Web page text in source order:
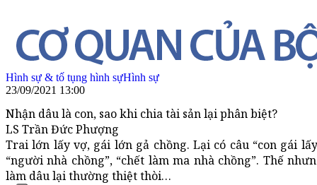
Hình sự & tố tụng hình sựHình sự
23/09/2021 13:00
Nhận dâu là con, sao khi chia tài sản lại phân biệt?
LS Trần Đức Phượng
Trai lớn lấy vợ, gái lớn gả chồng. Lại có câu “con gái
“người nhà chồng”, “chết làm ma nhà chồng”. Thế
làm dâu lại thường thiệt thòi…